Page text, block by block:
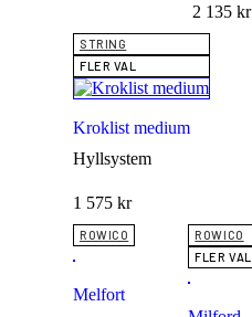
2 135 kr
STRING
FLER VAL
Kroklist medium
Hyllsystem
1 575 kr
ROWICO
Melfort
ROWICO
FLER VAL